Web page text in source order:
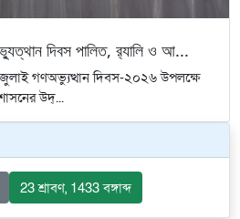
দিবস পালিত, র‍্যালি ও আ...
গণঅভ্যুত্থান দিবস-২০২৬ উপলক্ষে
উদ্...
23 শ্রাবণ, 1433 বঙ্গাব্দ